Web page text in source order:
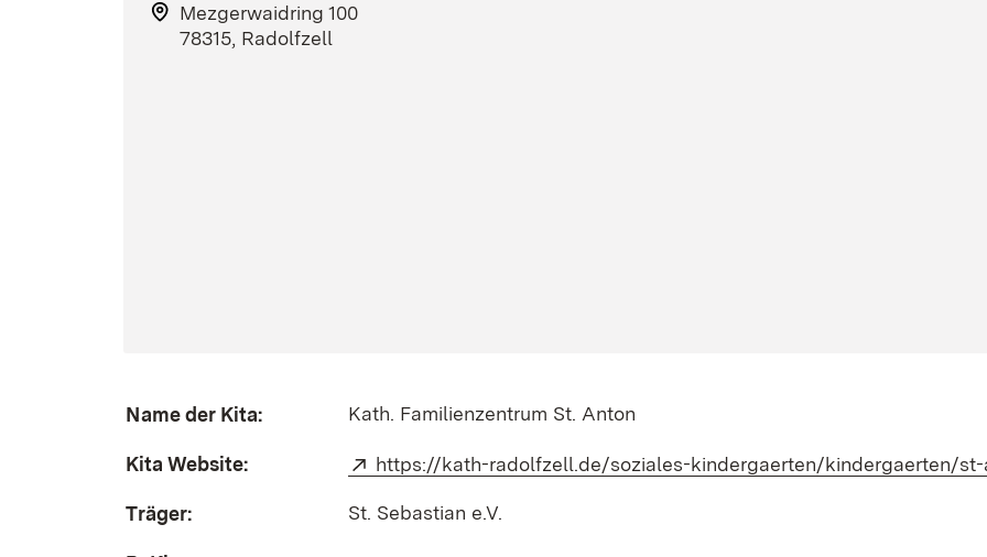
Mezgerwaidring 100
78315, Radolfzell
Name der Kita: Kath. Familienzentrum St. Anton
Kita Website: Extern:
https://kath-radolfzell.de/soziales-kindergaerten/kindergaerten/
Träger: St. Sebastian e.V.